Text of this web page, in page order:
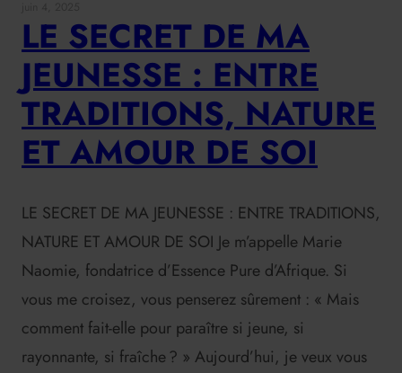
LE SECRET DE MA
JEUNESSE : ENTRE
TRADITIONS, NATURE
ET AMOUR DE SOI
LE SECRET DE MA JEUNESSE : ENTRE TRADITIONS,
NATURE ET AMOUR DE SOI Je m’appelle Marie
Naomie, fondatrice d’Essence Pure d’Afrique. Si
vous me croisez, vous penserez sûrement : « Mais
comment fait-elle pour paraître si jeune, si
rayonnante, si fraîche ? » Aujourd’hui, je veux vous